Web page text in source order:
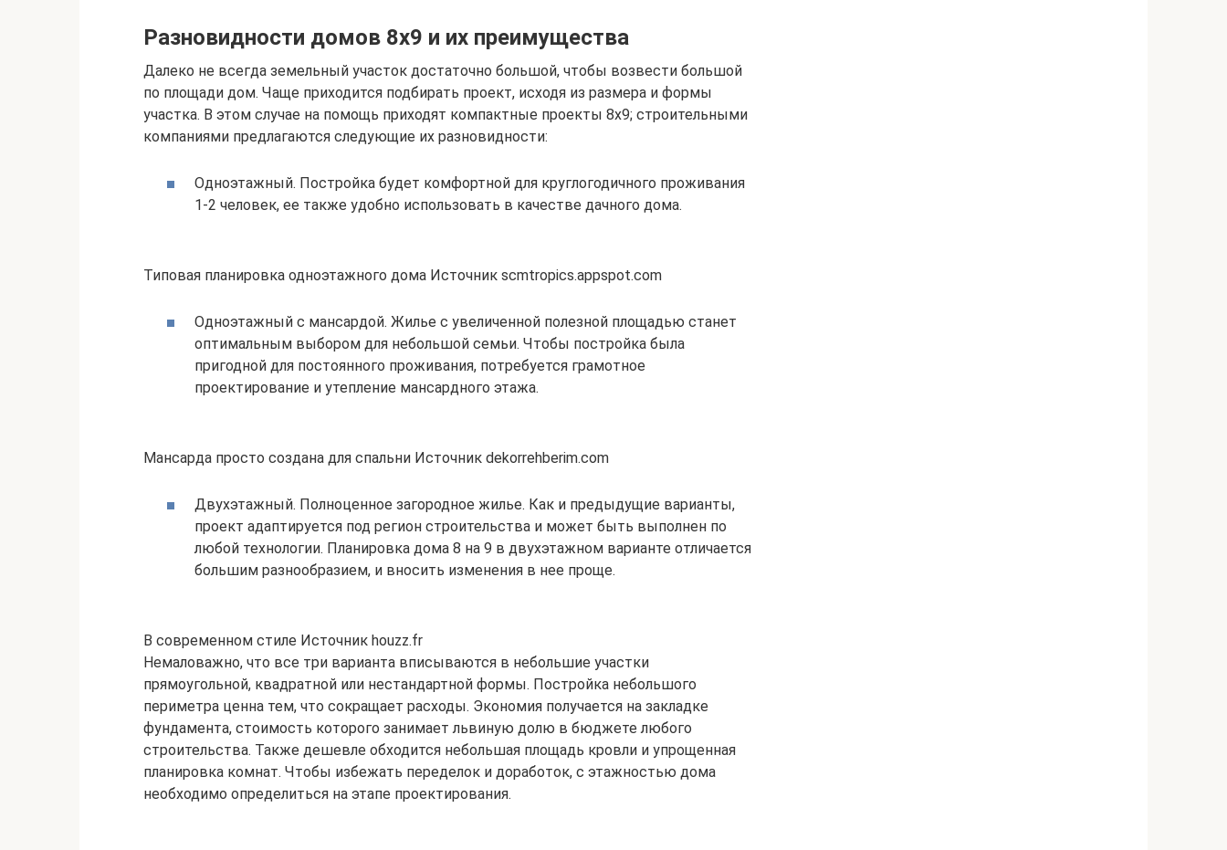
Разновидности домов 8х9 и их преимущества
Далеко не всегда земельный участок достаточно большой, чтобы возвести большой
по площади дом. Чаще приходится подбирать проект, исходя из размера и формы
участка. В этом случае на помощь приходят компактные проекты 8х9; строительными
компаниями предлагаются следующие их разновидности:
Одноэтажный. Постройка будет комфортной для круглогодичного проживания
1-2 человек, ее также удобно использовать в качестве дачного дома.
Типовая планировка одноэтажного дома Источник scmtropics.appspot.com
Одноэтажный с мансардой. Жилье с увеличенной полезной площадью станет
оптимальным выбором для небольшой семьи. Чтобы постройка была
пригодной для постоянного проживания, потребуется грамотное
проектирование и утепление мансардного этажа.
Мансарда просто создана для спальни Источник dekorrehberim.com
Двухэтажный. Полноценное загородное жилье. Как и предыдущие варианты,
проект адаптируется под регион строительства и может быть выполнен по
любой технологии. Планировка дома 8 на 9 в двухэтажном варианте отличается
большим разнообразием, и вносить изменения в нее проще.
В современном стиле Источник houzz.fr
Немаловажно, что все три варианта вписываются в небольшие участки
прямоугольной, квадратной или нестандартной формы. Постройка небольшого
периметра ценна тем, что сокращает расходы. Экономия получается на закладке
фундамента, стоимость которого занимает львиную долю в бюджете любого
строительства. Также дешевле обходится небольшая площадь кровли и упрощенная
планировка комнат. Чтобы избежать переделок и доработок, с этажностью дома
необходимо определиться на этапе проектирования.